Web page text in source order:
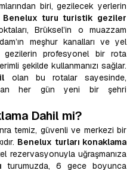
biri, gezilecek yerlerin
Benelux turu turistik geziler
Brüksel’in o muazzam
meşhur kanalları ve yel
profesyonel bir rota
şekilde kullanmanızı sağlar.
olan bu rotalar sayesinde,
her gün yeni bir şehri
Dahil mi?
temiz, güvenli ve merkezi bir
Benelux turları konaklama
rezervasyonuyla uğraşmanıza
turumuzda, 6 gece boyunca